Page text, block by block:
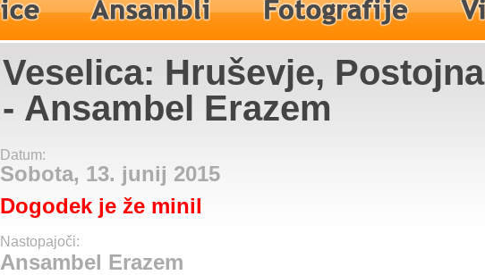
Veselica: Hruševje, Postojna
- Ansambel Erazem
Datum:
Sobota, 13. junij 2015
Dogodek je že minil
Nastopajoči:
Ansambel Erazem